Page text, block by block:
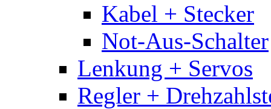
Kabel + Stecker
Not-Aus-Schalter
Lenkung + Servos
Regler +